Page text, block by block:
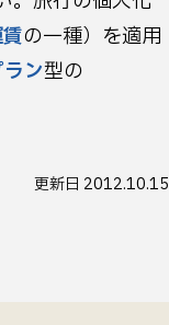
の一種）を適用
ン型の
更新日 2012.10.15